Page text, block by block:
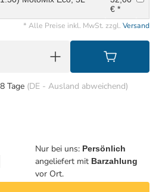
€ *
* Alle Preise inkl. MwSt. zzgl. Versand
Tage (DE - Ausland abweichend)
Nur bei uns: Persönlich
angeliefert mit Barzahlung
vor Ort.